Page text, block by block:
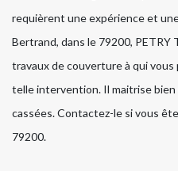
requièrent une expérience et
Bertrand, dans le 79200,
travaux de couverture à qui
telle intervention. Il maitrise
cassées. Contactez-le si vous
79200.